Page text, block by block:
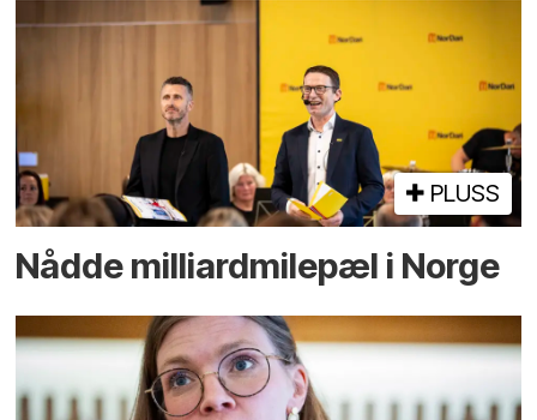
PLUSS
Nådde milliard­­milepæl i Norge